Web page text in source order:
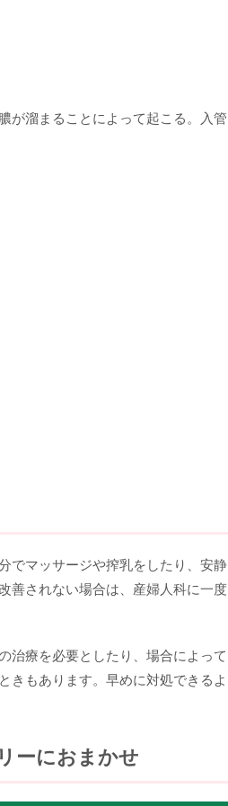
が溜まることによって起こる。入管
でマッサージや搾乳をしたり、安静
善されない場合は、産婦人科に一度
治療を必要としたり、場合によって
きもあります。早めに対処できるよ
ーにおまかせ